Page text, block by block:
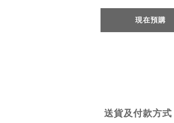
現在預購
送貨及付款方式